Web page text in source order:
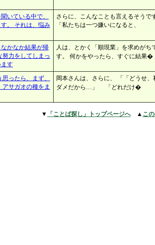
いている中で、
。 それは、悩み
さらに、こんなことも言えるそうで
「私たちは一つ嫌いになると、
かなか結果が帰
努力をしてしまっ
す
人は、とかく「順現業」を求めがち
す。 何かをやったら、すぐに結果�
ったら、まず、
サガオの種をま
岡本さんは、さらに、 「「どうせ、
ダメだから…」 「どれだけ�
▼ 「ことば探し」トップページへ▲ こ